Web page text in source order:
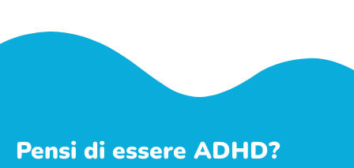
Pensi di essere ADHD?